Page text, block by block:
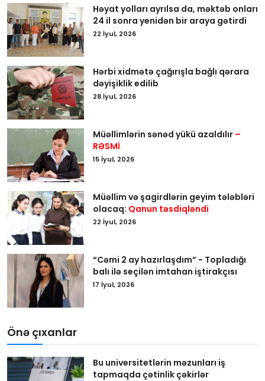
Həyat yolları ayrılsa da, məktəb onları
24 il sonra yenidən bir araya gətirdi
22 İyul, 2026
Hərbi xidmətə çağırışla bağlı qərara
dəyişiklik edilib
28 İyul, 2026
Müəllimlərin sənəd yükü azaldılır –
RƏSMİ
15 İyul, 2026
Müəllim və şagirdlərin geyim tələbləri
olacaq: Qanun təsdiqləndi
22 İyul, 2026
“Cəmi 2 ay hazırlaşdım” - Topladığı
balı ilə seçilən imtahan iştirakçısı
17 İyul, 2026
Önə çıxanlar
Bu universitetlərin məzunları iş
tapmaqda çətinlik çəkirlər